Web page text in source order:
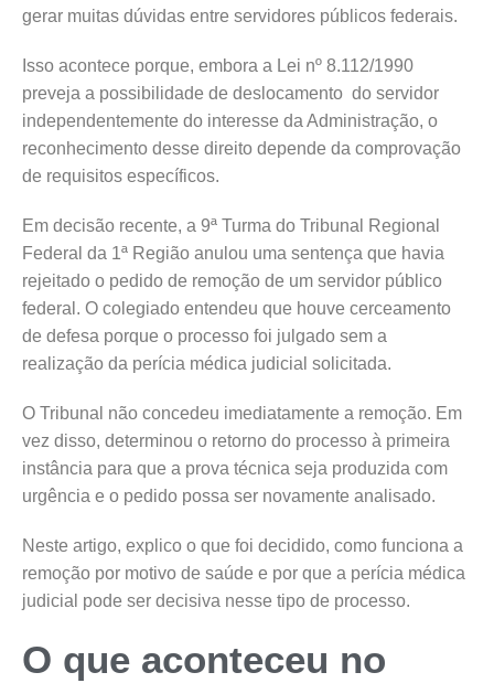
gerar muitas dúvidas entre servidores públicos federais.
Isso acontece porque, embora a Lei nº 8.112/1990
preveja a possibilidade de deslocamento do servidor
independentemente do interesse da Administração, o
reconhecimento desse direito depende da comprovação
de requisitos específicos.
Em decisão recente, a 9ª Turma do Tribunal Regional
Federal da 1ª Região anulou uma sentença que havia
rejeitado o pedido de remoção de um servidor público
federal. O colegiado entendeu que houve cerceamento
de defesa porque o processo foi julgado sem a
realização da perícia médica judicial solicitada.
O Tribunal não concedeu imediatamente a remoção. Em
vez disso, determinou o retorno do processo à primeira
instância para que a prova técnica seja produzida com
urgência e o pedido possa ser novamente analisado.
Neste artigo, explico o que foi decidido, como funciona a
remoção por motivo de saúde e por que a perícia médica
judicial pode ser decisiva nesse tipo de processo.
O que aconteceu no